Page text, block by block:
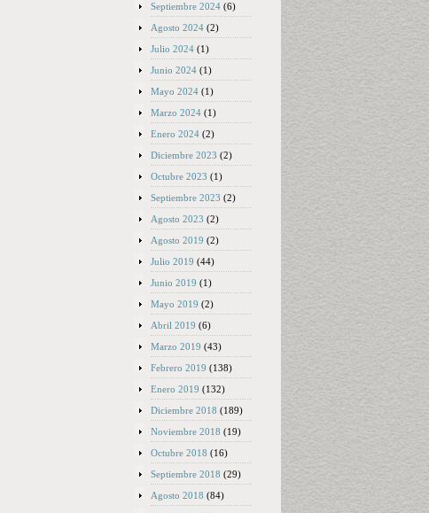
Septiembre 2024 (6)
Agosto 2024 (2)
Julio 2024 (1)
Junio 2024 (1)
Mayo 2024 (1)
Marzo 2024 (1)
Enero 2024 (2)
Diciembre 2023 (2)
Octubre 2023 (1)
Septiembre 2023 (2)
Agosto 2023 (2)
Agosto 2019 (2)
Julio 2019 (44)
Junio 2019 (1)
Mayo 2019 (2)
Abril 2019 (6)
Marzo 2019 (43)
Febrero 2019 (138)
Enero 2019 (132)
Diciembre 2018 (189)
Noviembre 2018 (19)
Octubre 2018 (16)
Septiembre 2018 (29)
Agosto 2018 (84)